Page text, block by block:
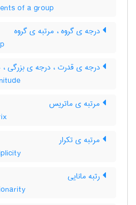
of a group
درجه ی گروه ، مرتبه ی گروه
درجه ی قدرت ، درجه ی بزرگی ،
مرتبه ی ماتریس
مرتبه ی تکرار
رتبه مانایی